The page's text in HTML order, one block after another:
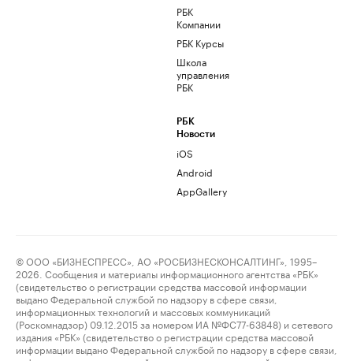
РБК
Компании
РБК Курсы
Школа
управления
РБК
РБК
Новости
iOS
Android
AppGallery
© ООО «БИЗНЕСПРЕСС», АО «РОСБИЗНЕСКОНСАЛТИНГ», 1995–
2026. Сообщения и материалы информационного агентства «РБК»
(свидетельство о регистрации средства массовой информации
выдано Федеральной службой по надзору в сфере связи,
информационных технологий и массовых коммуникаций
(Роскомнадзор) 09.12.2015 за номером ИА №ФС77-63848) и сетевого
издания «РБК» (свидетельство о регистрации средства массовой
информации выдано Федеральной службой по надзору в сфере связи,